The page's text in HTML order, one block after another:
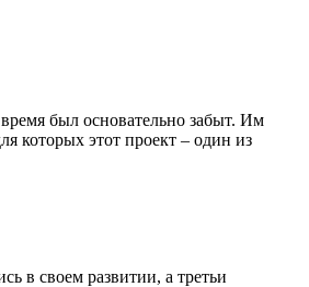
был основательно забыт. Им
которых этот проект – один из
в своем развитии, а третьи